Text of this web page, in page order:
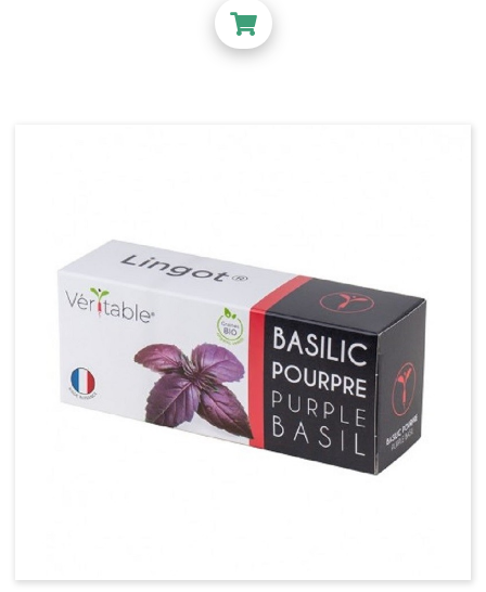
Plateau de culture
Réservoir - rigide - souple